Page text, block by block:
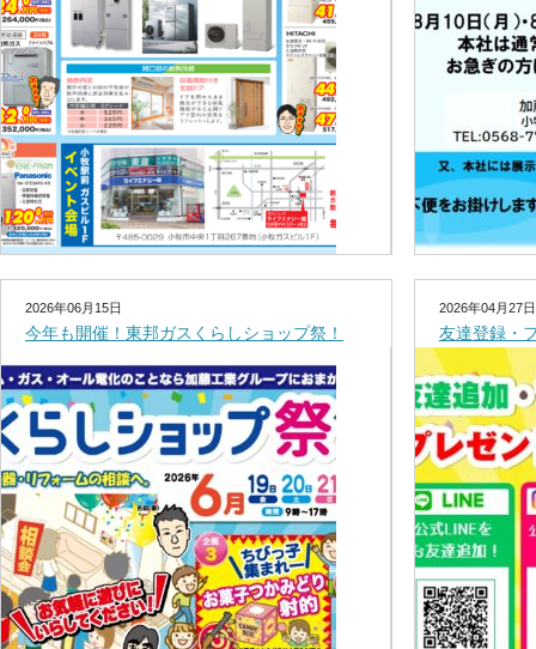
2026年06月15日
今年も開催！東邦ガスくらしショップ祭！
2026年04月27日
友達登録・